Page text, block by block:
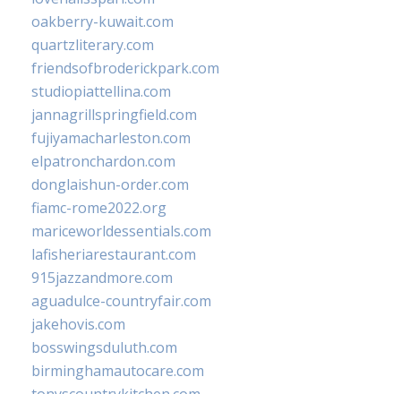
oakberry-kuwait.com
quartzliterary.com
friendsofbroderickpark.com
studiopiattellina.com
jannagrillspringfield.com
fujiyamacharleston.com
elpatronchardon.com
donglaishun-order.com
fiamc-rome2022.org
mariceworldessentials.com
lafisheriarestaurant.com
915jazzandmore.com
aguadulce-countryfair.com
jakehovis.com
bosswingsduluth.com
birminghamautocare.com